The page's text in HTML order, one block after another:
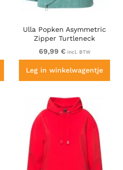
Ulla Popken Asymmetric
Zipper Turtleneck
Sweater Green
69,99 € incl. BTW
Leg in winkelwagentje